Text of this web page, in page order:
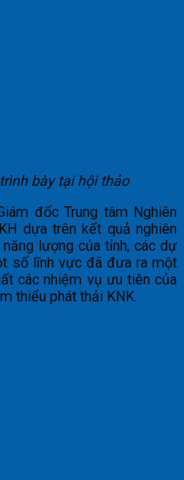
bày tại hội thảo
đốc Trung tâm Nghiên
dựa trên kết quả nghiên
lượng của tỉnh, các dự
số lĩnh vực đã đưa ra một
các nhiệm vụ ưu tiên của
thiểu phát thải KNK.